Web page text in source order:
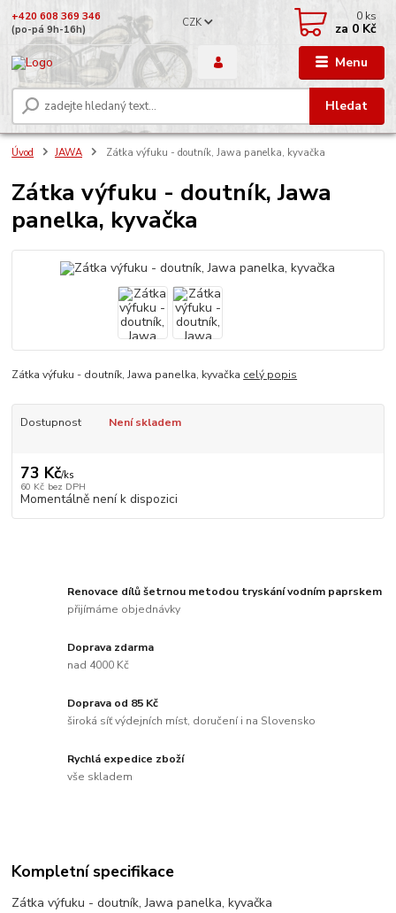
Menu
CZK
Hledat
+420 608 369 346
(po-pá 9h-16h)
0 ks
za 0 Kč
Úvod JAWA Zátka výfuku - doutník, Jawa panelka, kyvačka
Zátka výfuku - doutník, Jawa
panelka, kyvačka
Zátka výfuku - doutník, Jawa panelka, kyvačka celý popis
Dostupnost Není skladem
73 Kč/ks
60 Kč bez DPH
Momentálně není k dispozici
Renovace dílů šetrnou metodou tryskání vodním paprskem
přijímáme objednávky
Doprava zdarma
nad 4000 Kč
Doprava od 85 Kč
široká síť výdejních míst, doručení i na Slovensko
Rychlá expedice zboží
vše skladem
Kompletní specifikace
Zátka výfuku - doutník, Jawa panelka, kyvačka